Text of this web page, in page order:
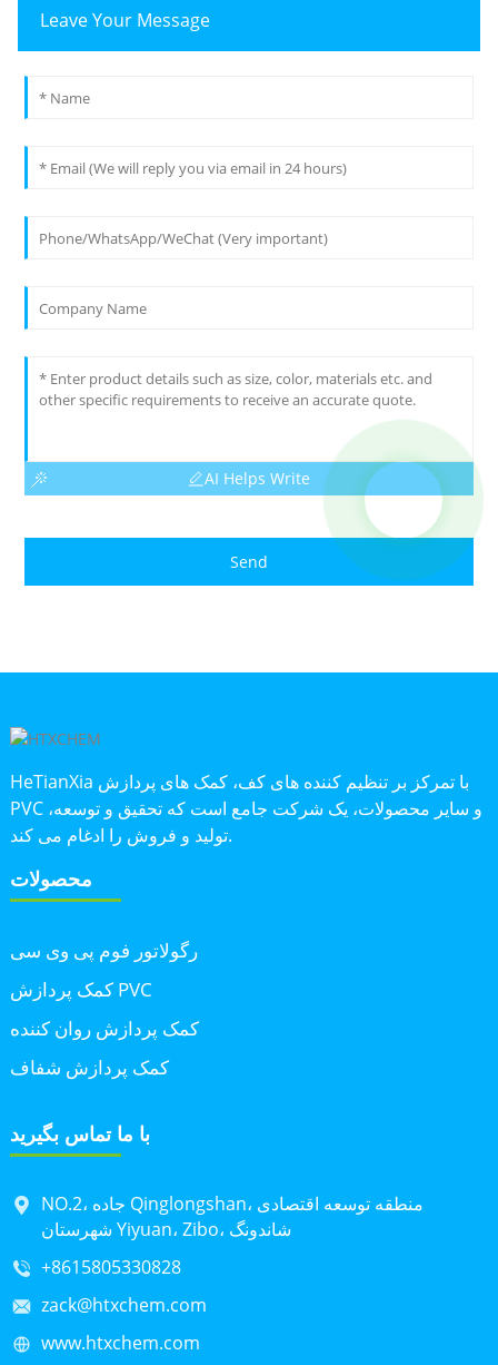
Leave Your Message
AI Helps Write
Send
HeTianXia با تمرکز بر تنظیم کننده های کف، کمک های پردازش
PVC و سایر محصولات، یک شرکت جامع است که تحقیق و توسعه،
تولید و فروش را ادغام می کند.
محصولات
رگولاتور فوم پی وی سی
کمک پردازش PVC
کمک پردازش روان کننده
کمک پردازش شفاف
با ما تماس بگیرید
NO.2، جاده Qinglongshan، منطقه توسعه اقتصادی
شهرستان Yiyuan، Zibo، شاندونگ
+8615805330828
zack@htxchem.com
www.htxchem.com